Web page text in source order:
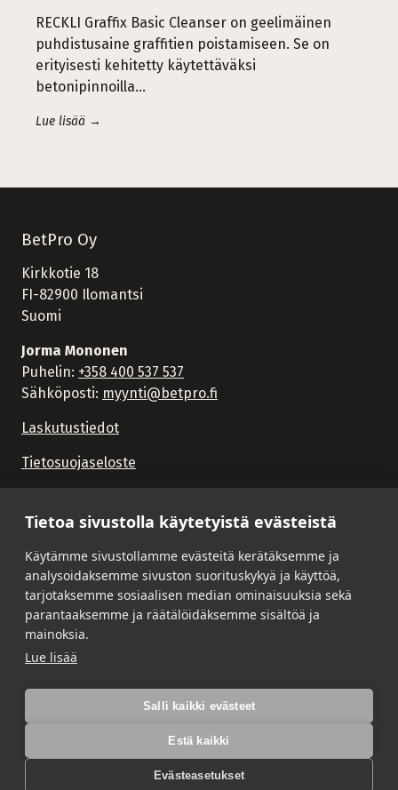
Tietoa sivustolla käytetyistä evästeistä
Käytämme sivustollamme evästeitä kerätäksemme ja
analysoidaksemme sivuston suorituskykyä ja käyttöä,
tarjotaksemme sosiaalisen median ominaisuuksia sekä
parantaaksemme ja räätälöidäksemme sisältöä ja
mainoksia.
Lue lisää
Salli kaikki evästeet
Estä kaikki
Evästeasetukset
RECKLI Graffix Basic Cleanser on geelimäinen
puhdistusaine graffitien poistamiseen. Se on
erityisesti kehitetty käytettäväksi
betonipinnoilla…
Lue lisää →
BetPro Oy
Kirkkotie 18
FI-82900 Ilomantsi
Suomi
Jorma Mononen
Puhelin: +358 400 537 537
Sähköposti: myynti@betpro.fi
Laskutustiedot
Tietosuojaseloste